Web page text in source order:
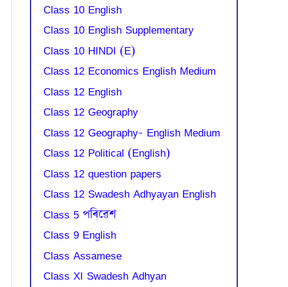
Class 10 English
Class 10 English Supplementary
Class 10 HINDI (E)
Class 12 Economics English Medium
Class 12 English
Class 12 Geography
Class 12 Geography- English Medium
Class 12 Political (English)
Class 12 question papers
Class 12 Swadesh Adhyayan English
Class 5 পৰিৱেশ
Class 9 English
Class Assamese
Class XI Swadesh Adhyan